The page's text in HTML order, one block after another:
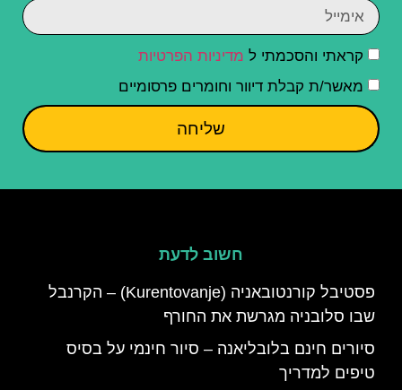
קראתי והסכמתי ל מדיניות הפרטיות
מאשר/ת קבלת דיוור וחומרים פרסומיים
שליחה
חשוב לדעת
פסטיבל קורנטובאניה (Kurentovanje) – הקרנבל
שבו סלובניה מגרשת את החורף
סיורים חינם בלובליאנה – סיור חינמי על בסיס
טיפים למדריך